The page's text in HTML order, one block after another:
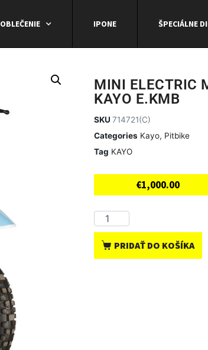
OBLEČENIE IPONE ŠPECIÁLNE
MINI ELECTRIC
KAYO E.KMB
SKU 714721(C)
Categories Kayo, Pitbike
Tag KAYO
€1,000.00
PRIDAŤ DO KOŠÍKA